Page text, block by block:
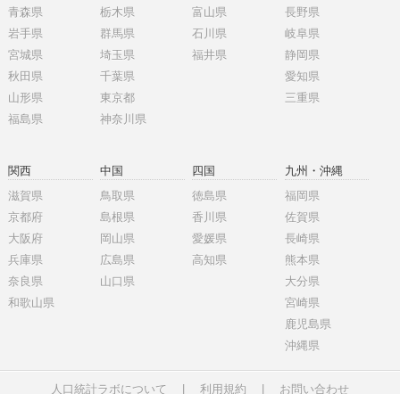
青森県
岩手県
宮城県
秋田県
山形県
福島県
栃木県
群馬県
埼玉県
千葉県
東京都
神奈川県
富山県
石川県
福井県
長野県
岐阜県
静岡県
愛知県
三重県
関西
滋賀県
京都府
大阪府
兵庫県
奈良県
和歌山県
中国
鳥取県
島根県
岡山県
広島県
山口県
四国
徳島県
香川県
愛媛県
高知県
九州・沖縄
福岡県
佐賀県
長崎県
熊本県
大分県
宮崎県
鹿児島県
沖縄県
人口統計ラボについて 利用規約 お問い合わせ